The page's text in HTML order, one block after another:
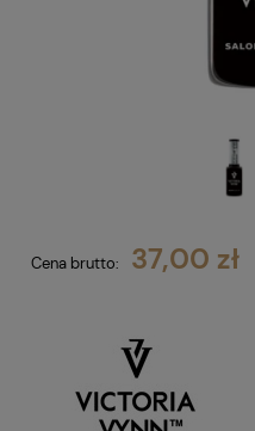
Cena brutto: 37,00 zł